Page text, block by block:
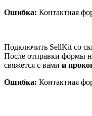
Ошибка: Контактная
Подключить SellKit со
После отправки формы
свяжется с вами и
Ошибка: Контактная